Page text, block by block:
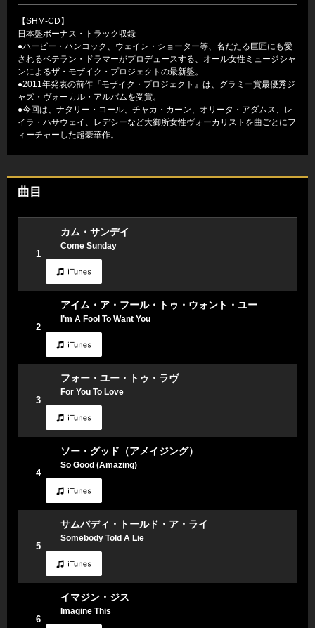
【SHM-CD】
日本盤ボーナス・トラック収録
●ハービー・ハンコック、ウェイン・ショーター等、名だたる巨匠にも愛
されるベテラン・ドラマーがプロデュースする、オール女性ミュージシャ
ンによるザ・モザイク・プロジェクトの最新盤。
●2011年発表の前作『モザイク・プロジェクト』は、グラミー賞最優秀ジ
ャズ・ヴォーカル・アルバムを受賞。
●今回は、ナタリー・コール、チャカ・カーン、オリータ・アダムス、レ
イラ・ハサウェイ、レデシーなど大御所女性ヴォーカリストを曲ごとにフ
ィーチャーした超豪華作。
曲目
1
カム・サンデイ
Come Sunday
2
アイム・ア・フール・トゥ・ウォント・ユー
I’m A Fool To Want You
3
フォー・ユー・トゥ・ラヴ
For You To Love
4
ソー・グッド（アメイジング）
So Good (Amazing)
5
サムバディ・トールド・ア・ライ
Somebody Told A Lie
6
イマジン・ジス
Imagine This